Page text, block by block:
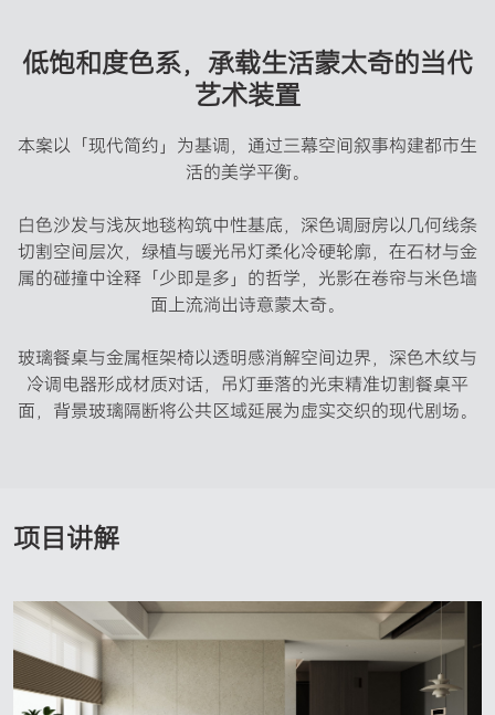
低饱和度色系，承载生活蒙太奇的当代
艺术装置
本案以「现代简约」为基调，通过三幕空间叙事构建都市生
活的美学平衡。
白色沙发与浅灰地毯构筑中性基底，深色调厨房以几何线条
切割空间层次，绿植与暖光吊灯柔化冷硬轮廓，在石材与金
属的碰撞中诠释「少即是多」的哲学，光影在卷帘与米色墙
面上流淌出诗意蒙太奇。
玻璃餐桌与金属框架椅以透明感消解空间边界，深色木纹与
冷调电器形成材质对话，吊灯垂落的光束精准切割餐桌平
面，背景玻璃隔断将公共区域延展为虚实交织的现代剧场。
项目讲解